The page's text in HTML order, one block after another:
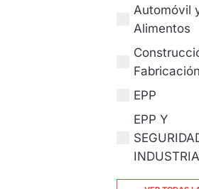
Automóvil
Alimentos
Fabricación
EPP
EPP Y